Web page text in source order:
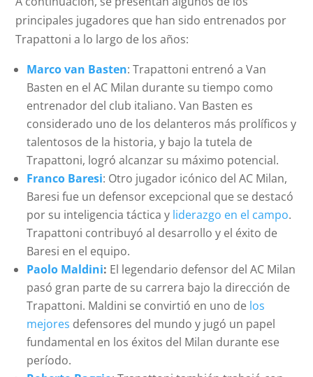
principales jugadores que han sido entrenados por
Trapattoni a lo largo de los años:
Marco van Basten: Trapattoni entrenó a Van
Basten en el AC Milan durante su tiempo como
entrenador del club italiano. Van Basten es
considerado uno de los delanteros más prolíficos y
talentosos de la historia, y bajo la tutela de
Trapattoni, logró alcanzar su máximo potencial.
Franco Baresi: Otro jugador icónico del AC Milan,
Baresi fue un defensor excepcional que se destacó
por su inteligencia táctica y liderazgo en el campo.
Trapattoni contribuyó al desarrollo y el éxito de
Baresi en el equipo.
Paolo Maldini: El legendario defensor del AC Milan
pasó gran parte de su carrera bajo la dirección de
Trapattoni. Maldini se convirtió en uno de los
mejores defensores del mundo y jugó un papel
fundamental en los éxitos del Milan durante ese
período.